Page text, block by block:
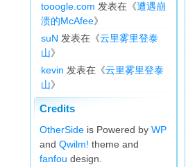
tooogle.com 发表在《遭遇崩
溃的McAfee》
suN 发表在《云里雾里登泰
山》
kevin 发表在《云里雾里登泰
山》
Credits
OtherSide is Powered by WP
and Qwilm! theme and
fanfou design.